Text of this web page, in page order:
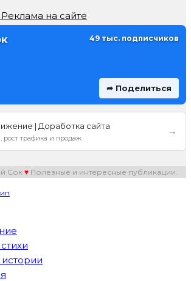
на сайте
49 тыс. подписчиков
➦ Поделиться
| Доработка сайта
трафика и продаж
→
Сок ♥ Полезные и интересные публикации.